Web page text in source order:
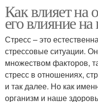
Как влияет на
его влияние
Стресс – это
стрессовые ситуации.
множеством факторов,
стресс в отношениях,
и так далее. Но как
организм и наше